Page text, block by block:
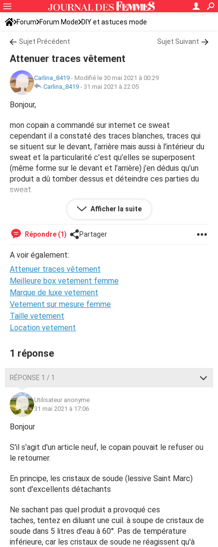
Forum Forum Mode DIY et astuces mode
Sujet Précédent Sujet Suivant
Attenuer traces vêtement
Carlina_8419 - Modifié le 30 mai 2021 à 00:29
Carlina_8419 - 31 mai 2021 à 22:05
Bonjour,
mon copain a commandé sur internet ce sweat
cependant il a constaté des traces blanches, traces qui
se situent sur le devant, l’arrière mais aussi à l’intérieur du
sweat et la particularité c’est qu’elles se superposent
(même forme sur le devant et l’arrière) j’en déduis qu’un
produit a dû tomber dessus et déteindre ces parties du
sweat.
Il y’ a-t-il une astuce pour attenuer ces tâches ?
Merci =) .
Afficher la suite
Répondre (1) Partager
A voir également:
Attenuer traces vêtement
Meilleure box vetement femme
Marque de luxe vetement
Vetement sur mesure femme
Taille vetement
Location vetement
1 réponse
RÉPONSE 1 / 1
Utilisateur anonyme
31 mai 2021 à 17:06
Bonjour
S'il s'agit d'un article neuf, le copain pouvait le refuser ou
le retourner.
En principe, les cristaux de soude (lessive Saint Marc)
sont d'excellents détachants
Ne sachant pas quel produit a provoqué ces
taches, tentez en diluant une cuil. à soupe de cristaux de
soude dans 5 litres d'eau à 60°. Pas de température
inférieure, car les cristaux de soude ne réagissent qu'à